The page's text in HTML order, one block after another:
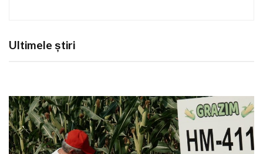
Ultimele știri